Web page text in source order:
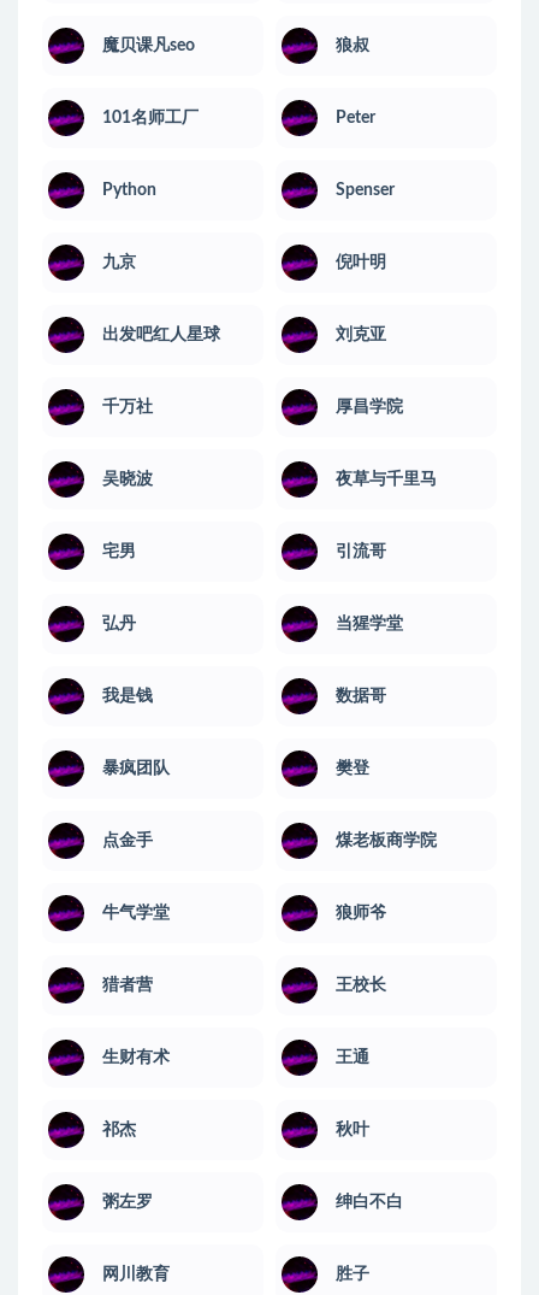
魔贝课凡seo 狼叔
101名师工厂 Peter
Python Spenser
九京 倪叶明
出发吧红人星球 刘克亚
千万社 厚昌学院
吴晓波 夜草与千里马
宅男 引流哥
弘丹 当猩学堂
我是钱 数据哥
暴疯团队 樊登
点金手 煤老板商学院
牛气学堂 狼师爷
猎者营 王校长
生财有术 王通
祁杰 秋叶
粥左罗 绅白不白
网川教育 ​胜子